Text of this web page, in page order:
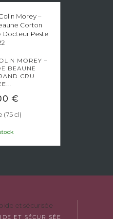
MOREY –
BEAUNE
CRU
€
(75 cl)
ET SÉCURISÉE